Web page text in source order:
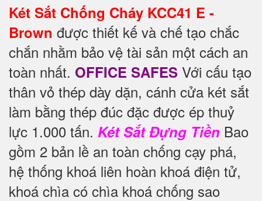
Két Sắt Chống Cháy KCC41 E -
Brown được thiết kế và chế tạo chắc
chắn nhằm bảo vệ tài sản một cách an
toàn nhất. OFFICE SAFES Với cấu tạo
thân vỏ thép dày dặn, cánh cửa két sắt
làm bằng thép đúc đặc được ép thuỷ
lực 1.000 tấn. Két Sắt Đựng Tiền Bao
gồm 2 bản lề an toàn chống cạy phá,
hệ thống khoá liên hoàn khoá điện tử,
khoá chìa có chìa khoá chống sao